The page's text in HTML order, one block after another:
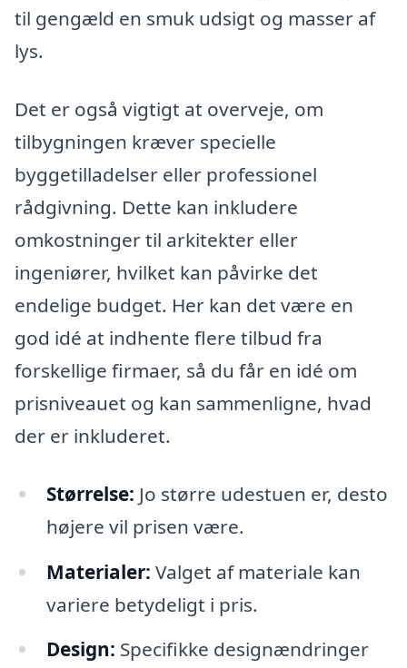
til gengæld en smuk udsigt og masser af
lys.
Det er også vigtigt at overveje, om
tilbygningen kræver specielle
byggetilladelser eller professionel
rådgivning. Dette kan inkludere
omkostninger til arkitekter eller
ingeniører, hvilket kan påvirke det
endelige budget. Her kan det være en
god idé at indhente flere tilbud fra
forskellige firmaer, så du får en idé om
prisniveauet og kan sammenligne, hvad
der er inkluderet.
Størrelse: Jo større udestuen er, desto
højere vil prisen være.
Materialer: Valget af materiale kan
variere betydeligt i pris.
Design: Specifikke designændringer